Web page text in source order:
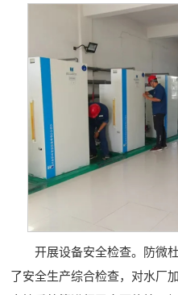
开展设备安全检查。防微
了安全生产综合检查，对水厂